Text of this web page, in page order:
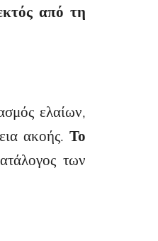
από τη
ελαίων,
ακοής. Το
των